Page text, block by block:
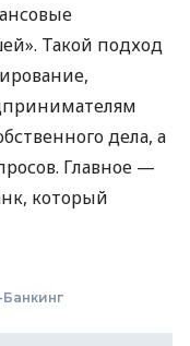
Такой подход
дела, а
Главное —
который